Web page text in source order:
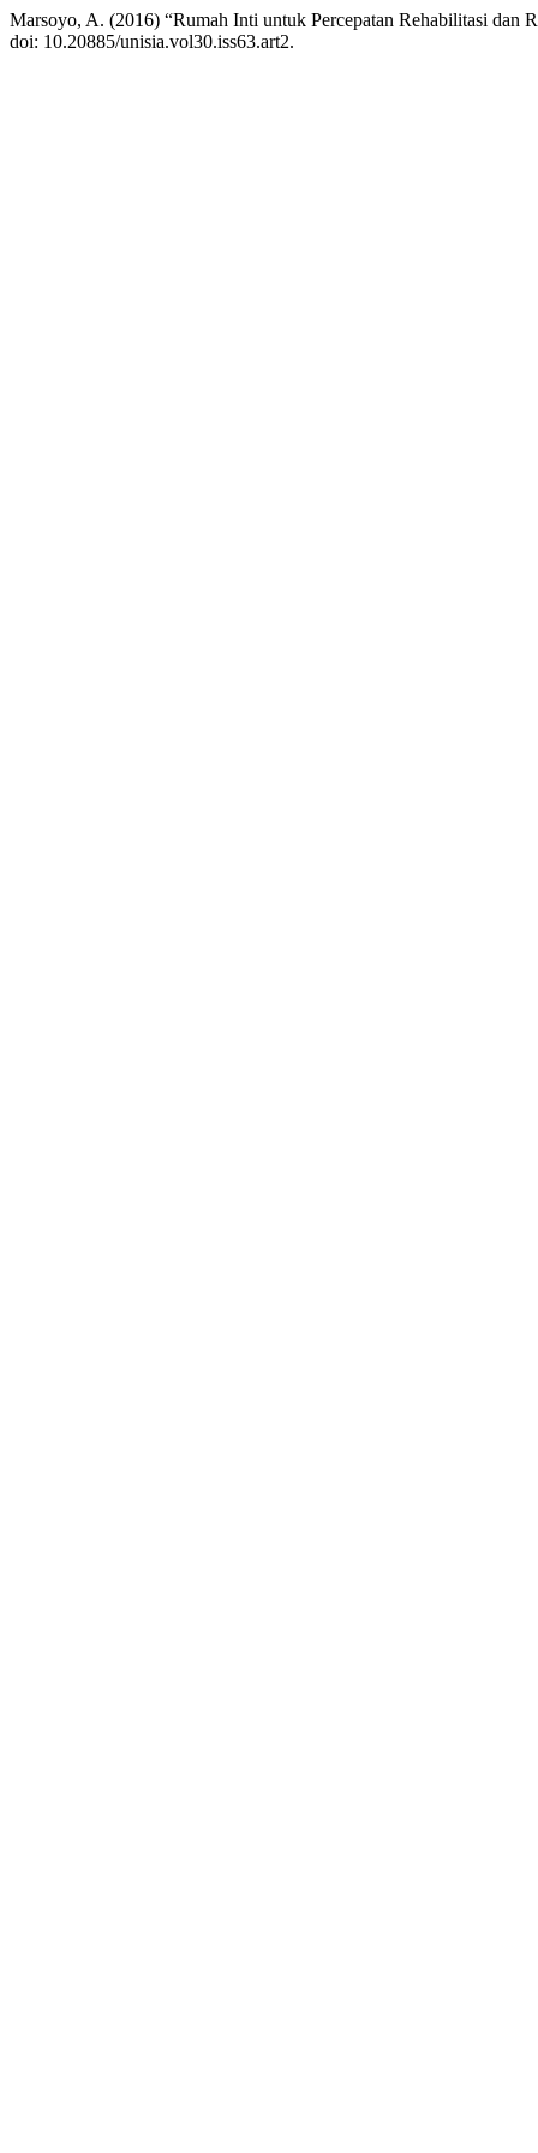
Marsoyo, A. (2016) “Rumah Inti untuk Percepatan Rehabilitasi dan
doi: 10.20885/unisia.vol30.iss63.art2.